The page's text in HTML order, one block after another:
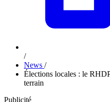
/
News /
Élections locales : le
terrain
Publicité